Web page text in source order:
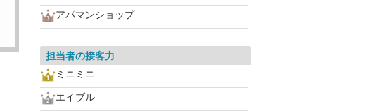
アパマンショップ
担当者の接客力
ミニミニ
エイブル